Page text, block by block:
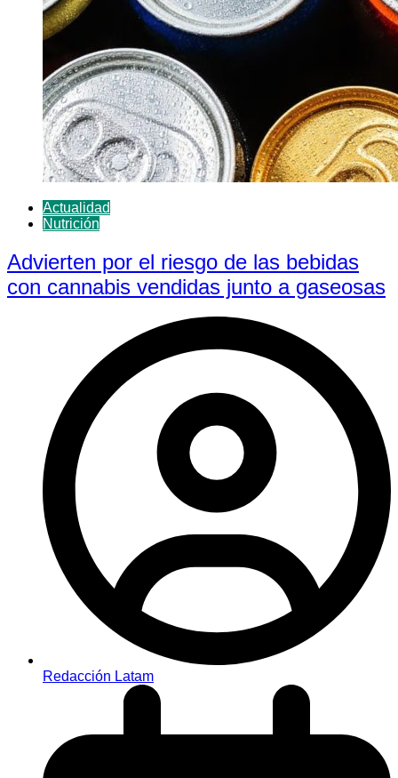
Actualidad
Nutrición
Advierten por el riesgo de las bebidas
con cannabis vendidas junto a gaseosas
Redacción Latam